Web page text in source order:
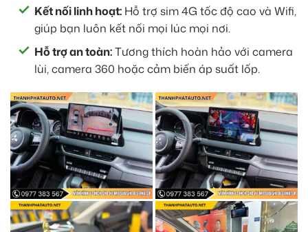
Kết nối linh hoạt: Hỗ trợ sim 4G tốc độ cao và Wifi,
giúp bạn luôn kết nối mọi lúc mọi nơi.
Hỗ trợ an toàn:Tương thích hoàn hảo với camera
lùi, camera 360 hoặc cảm biến áp suất lốp.